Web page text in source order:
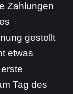
Zahlungen
gestellt
etwas
Tag des